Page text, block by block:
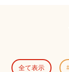
全て表示